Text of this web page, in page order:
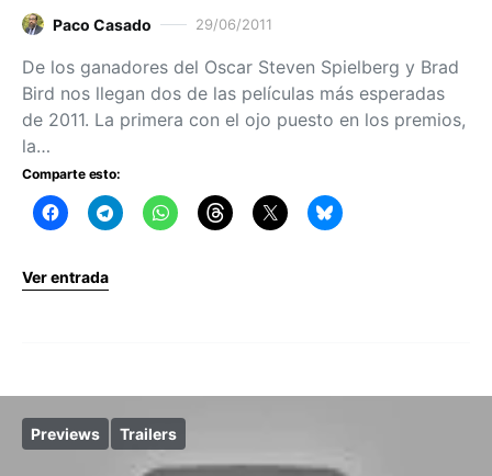
Paco Casado 29/06/2011
De los ganadores del Oscar Steven Spielberg y Brad
Bird nos llegan dos de las películas más esperadas
de 2011. La primera con el ojo puesto en los premios,
la…
Comparte esto:
Ver entrada
Previews Trailers